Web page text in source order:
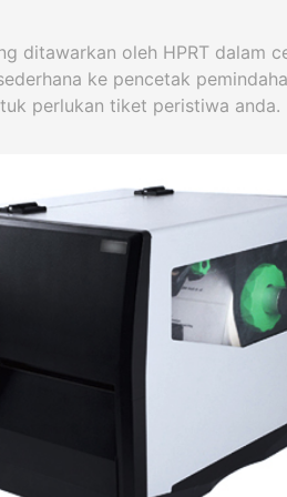
ditawarkan oleh HPRT dalam
ke pencetak
perlukan tiket peristiwa anda.